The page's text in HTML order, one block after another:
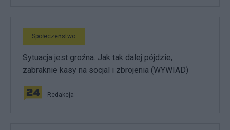
Społeczeństwo
Sytuacja jest groźna. Jak tak dalej pójdzie,
zabraknie kasy na socjal i zbrojenia (WYWIAD)
Redakcja